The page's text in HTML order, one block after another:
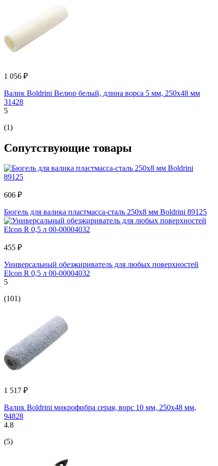
1 056 ₽
Валик Boldrini Велюр белый, длина ворса 5 мм, 250х48 мм
31428
5
(1)
Сопутствующие товары
606 ₽
Бюгель для валика пластмасса-сталь 250х8 мм Boldrini 89125
455 ₽
Универсальный обезжириватель для любых поверхностей
Elcon R 0,5 л 00-00004032
5
(101)
1 517 ₽
Валик Boldrini микрофибра серая, ворс 10 мм, 250х48 мм,
94828
4.8
(5)